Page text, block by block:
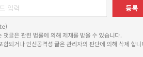
등록
글은 관련 법률에 의해 제재를 받을 수 있습니다.
되거나 인신공격성 글은 관리자의 판단에 의해 삭제 합니